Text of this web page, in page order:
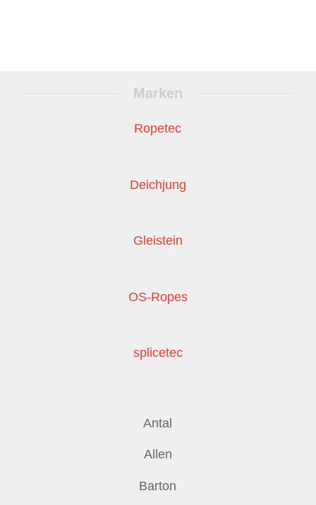
Marken
Ropetec
Deichjung
Gleistein
OS-Ropes
splicetec
Antal
Allen
Barton